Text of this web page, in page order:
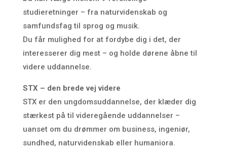
studieretninger – fra naturvidenskab og
samfundsfag til sprog og musik.
Du får mulighed for at fordybe dig i det, der
interesserer dig mest – og holde dørene åbne til
videre uddannelse.
STX – den brede vej videre
STX er den ungdomsuddannelse, der klæder dig
stærkest på til videregående uddannelser –
uanset om du drømmer om business, ingeniør,
sundhed, naturvidenskab eller humaniora.